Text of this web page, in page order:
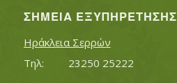
ΣΗΜΕΊΑ ΕΞΥΠΗΡΈΤΗΣΗΣ
Ηράκλεια Σερρών
Τηλ:		23250 25222